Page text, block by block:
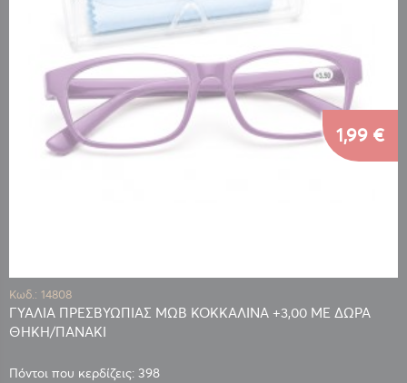
Κωδ.: 14808
ΓΥΑΛΙΑ ΠΡΕΣΒΥΩΠΙΑΣ ΜΩΒ ΚΟΚΚΑΛΙΝΑ +3,00 ΜΕ ΔΩΡΑ
ΘΗΚΗ/ΠΑΝΑΚΙ
Πόντοι που κερδίζεις: 398
1,99 €